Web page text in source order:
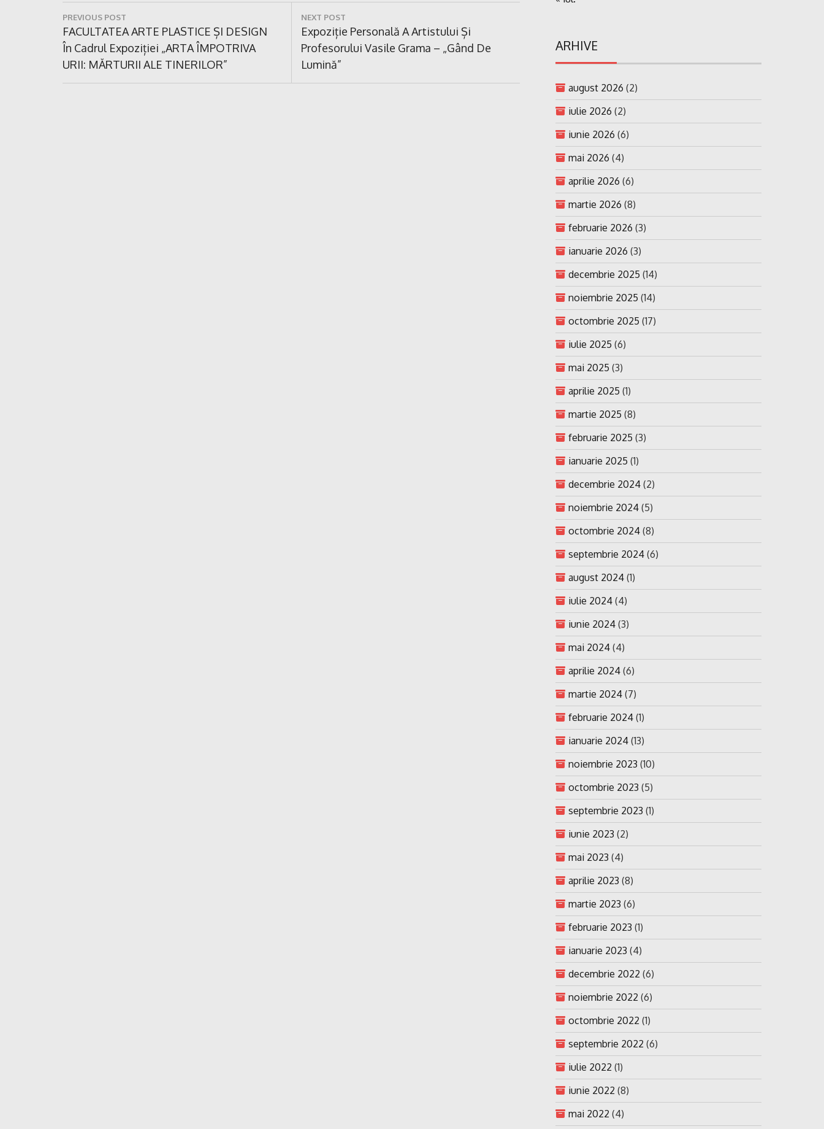
Navigare
în
articole
PREVIOUS POST
Previous
Post:
FACULTATEA ARTE PLASTICE ȘI DESIGN
În Cadrul Expoziției „ARTA ÎMPOTRIVA
URII: MĂRTURII ALE TINERILOR”
NEXT POST
Next
Post:
Expoziție Personală A Artistului Și
Profesorului Vasile Grama – „Gând De
Lumină”
ARHIVE
august 2026 (2)
iulie 2026 (2)
iunie 2026 (6)
mai 2026 (4)
aprilie 2026 (6)
martie 2026 (8)
februarie 2026 (3)
ianuarie 2026 (3)
decembrie 2025 (14)
noiembrie 2025 (14)
octombrie 2025 (17)
iulie 2025 (6)
mai 2025 (3)
aprilie 2025 (1)
martie 2025 (8)
februarie 2025 (3)
ianuarie 2025 (1)
decembrie 2024 (2)
noiembrie 2024 (5)
octombrie 2024 (8)
septembrie 2024 (6)
august 2024 (1)
iulie 2024 (4)
iunie 2024 (3)
mai 2024 (4)
aprilie 2024 (6)
martie 2024 (7)
februarie 2024 (1)
ianuarie 2024 (13)
noiembrie 2023 (10)
octombrie 2023 (5)
septembrie 2023 (1)
iunie 2023 (2)
mai 2023 (4)
aprilie 2023 (8)
martie 2023 (6)
februarie 2023 (1)
ianuarie 2023 (4)
decembrie 2022 (6)
noiembrie 2022 (6)
octombrie 2022 (1)
septembrie 2022 (6)
iulie 2022 (1)
iunie 2022 (8)
mai 2022 (4)